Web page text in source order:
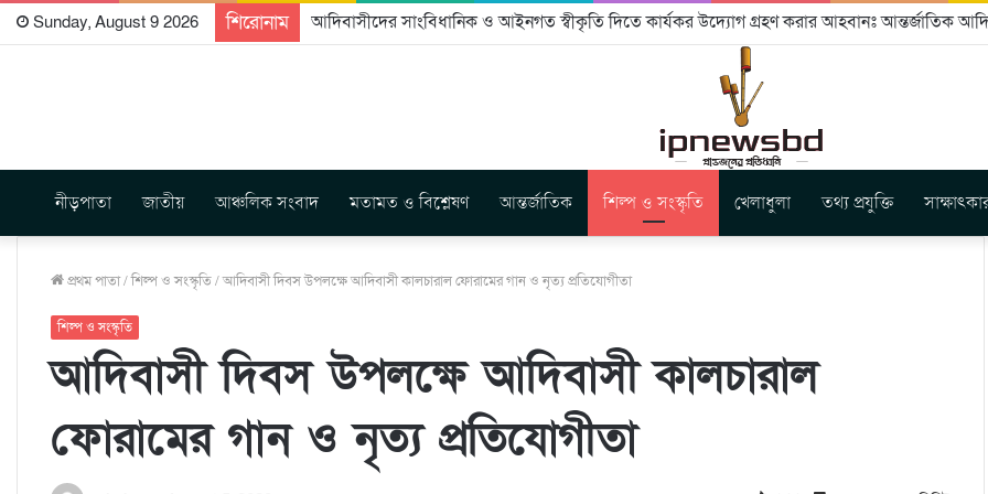
Sunday, August 9 2026 শিরোনাম আদিবাসীদের সাংবিধানিক ও আইনগত স্বীকৃতি দিতে কার্যকর উদ্যোগ গ্রহণ করার আহবানঃ আন্তর্জাতিক
নীড়পাতা জাতীয় আঞ্চলিক সংবাদ মতামত ও বিশ্লেষণ আন্তর্জাতিক শিল্প ও সংস্কৃতি খেলাধুলা তথ্য প্রযুক্তি
প্রথম পাতা/শিল্প ও সংস্কৃতি/আদিবাসী দিবস উপলক্ষে আদিবাসী কালচারাল ফোরামের গান ও নৃত্য প্রতিযোগীতা
শিল্প ও সংস্কৃতি
আদিবাসী দিবস উপলক্ষে আদিবাসী কালচারাল
ফোরামের গান ও নৃত্য প্রতিযোগীতা